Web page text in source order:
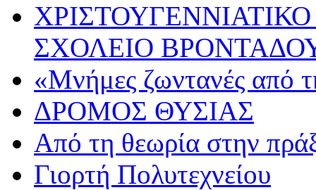
ΣΧΟΛΕΙΟ
«Μνήμες ζωντανές από
ΔΡΟΜΟΣ ΘΥΣΙΑΣ
Από τη θεωρία στην
Γιορτή Πολυτεχνείου